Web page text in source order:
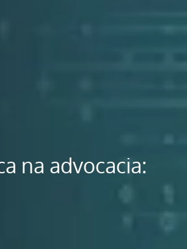
na advocacia: